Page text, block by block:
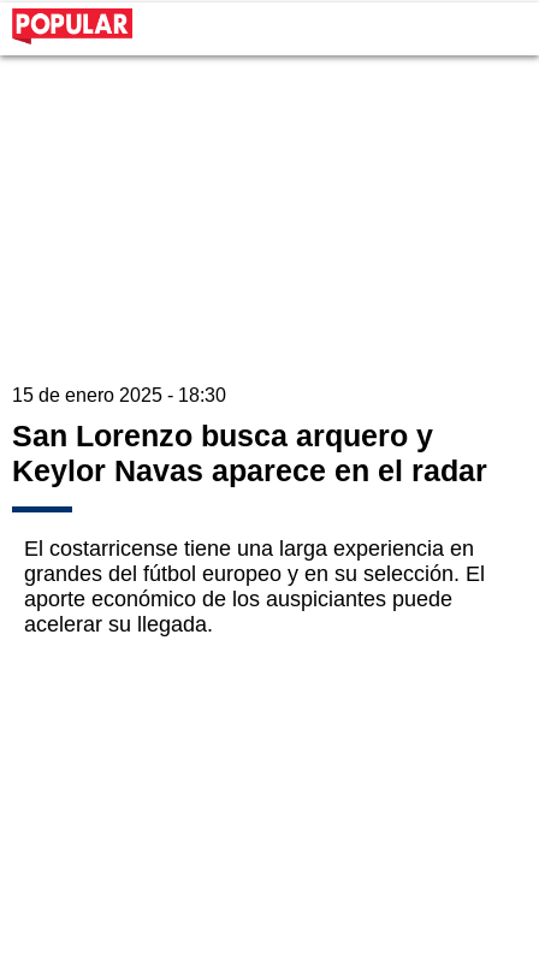
15 de enero 2025 - 18:30
San Lorenzo busca arquero y
Keylor Navas aparece en el radar
El costarricense tiene una larga experiencia en
grandes del fútbol europeo y en su selección. El
aporte económico de los auspiciantes puede
acelerar su llegada.